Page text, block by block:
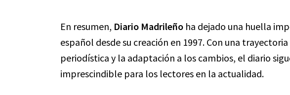
En resumen, Diario Madrileño ha dejado una huella
español desde su creación en 1997. Con una
periodística y la adaptación a los cambios, el diario
imprescindible para los lectores en la actualidad.